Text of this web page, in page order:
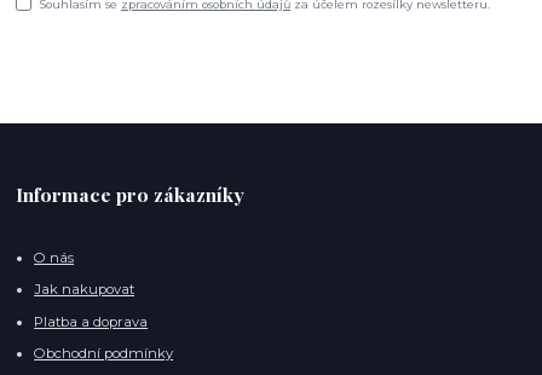
Souhlasím se zpracováním osobních údajů za účelem rozesílky newsletteru.
Informace pro zákazníky
O nás
Jak nakupovat
Platba a doprava
Obchodní podmínky